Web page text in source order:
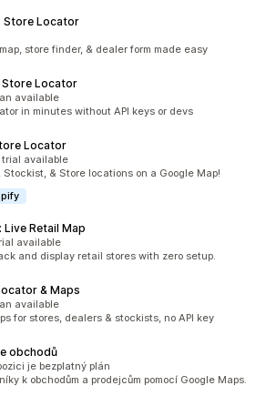
Store Locator
6
store finder, & dealer form made easy
Store Locator
4
available
in minutes without API keys or devs
Locator
377
trial available
Stockist, & Store locations on a Google Map!
Retail Map
15
available
and display retail stores with zero setup.
& Maps
4
available
for stores, dealers & stockists, no API key
obchodů
87
je bezplatný plán
k obchodům a prodejcům pomocí Google Maps.